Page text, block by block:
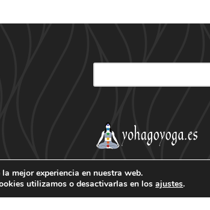
Patrocinador
mejor experiencia en nuestra web.
utilizamos o desactivarlas en losajustes.